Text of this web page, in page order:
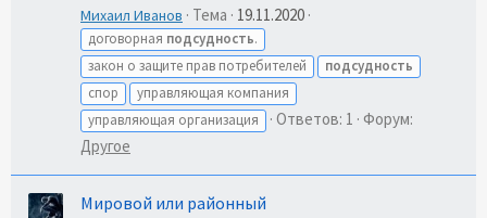
Михаил Иванов Тема 19.11.2020
договорная подсудность.
закон о защите прав потребителей
подсудность
спор
управляющая компания
управляющая организация
Ответов: 1 Форум:
Другое
Мировой или районный